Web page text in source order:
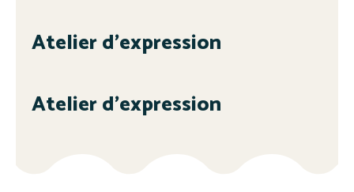
Atelier d’expression
Atelier d’expression